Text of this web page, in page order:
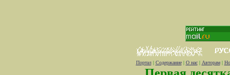
Портал| Содержание| О нас| Авторам|